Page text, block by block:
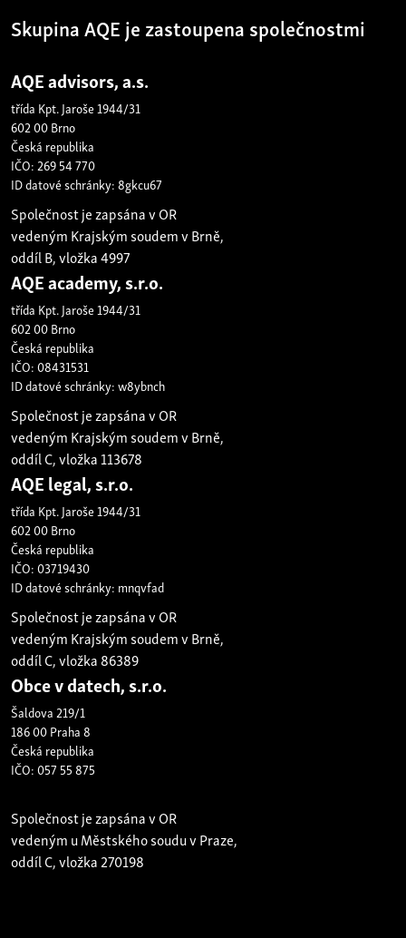
Skupina AQE je zastoupena společnostmi
AQE advisors, a.s.
třída Kpt. Jaroše 1944/31
602 00 Brno
Česká republika
IČO: 269 54 770
ID datové schránky: 8gkcu67
Společnost je zapsána v OR
vedeným Krajským soudem v Brně,
oddíl B, vložka 4997
AQE academy, s.r.o.
třída Kpt. Jaroše 1944/31
602 00 Brno
Česká republika
IČO: 08431531
ID datové schránky: w8ybnch
Společnost je zapsána v OR
vedeným Krajským soudem v Brně,
oddíl C, vložka 113678
AQE legal, s.r.o.
třída Kpt. Jaroše 1944/31
602 00 Brno
Česká republika
IČO: 03719430
ID datové schránky: mnqvfad
Společnost je zapsána v OR
vedeným Krajským soudem v Brně,
oddíl C, vložka 86389
Obce v datech, s.r.o.
Šaldova 219/1
186 00 Praha 8
Česká republika
IČO: 057 55 875
Společnost je zapsána v OR
vedeným u Městského soudu v Praze,
oddíl C, vložka 270198